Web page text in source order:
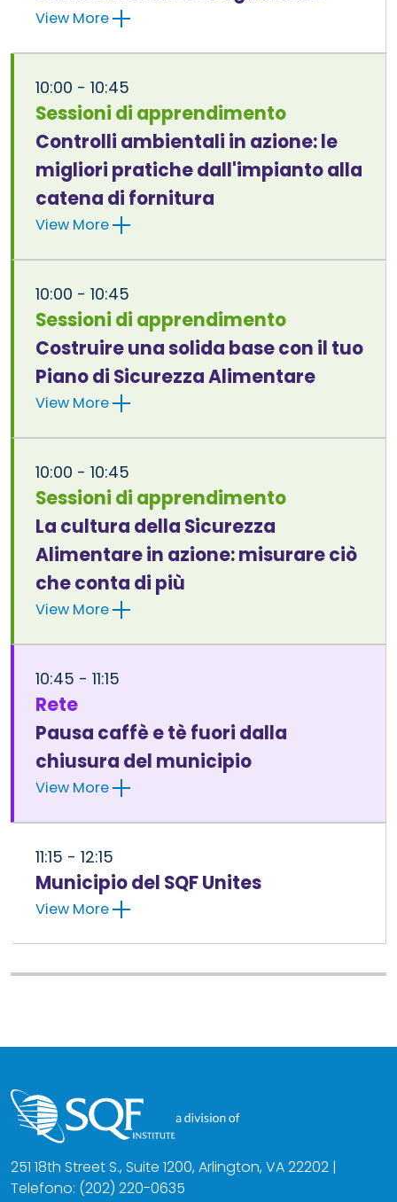
View More
10:00 - 10:45
Sessioni di apprendimento
Controlli ambientali in azione: le
migliori pratiche dall'impianto alla
catena di fornitura
View More
10:00 - 10:45
Sessioni di apprendimento
Costruire una solida base con il tuo
Piano di Sicurezza Alimentare
View More
10:00 - 10:45
Sessioni di apprendimento
La cultura della Sicurezza
Alimentare in azione: misurare ciò
che conta di più
View More
10:45 - 11:15
Rete
Pausa caffè e tè fuori dalla
chiusura del municipio
View More
11:15 - 12:15
Municipio del SQF Unites
View More
251 18th Street S., Suite 1200, Arlington, VA 22202 |
Telefono: (202) 220-0635